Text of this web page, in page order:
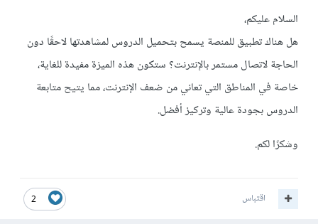
السلام عليكم،
هل هناك تطبيق للمنصة يسمح بتحميل الدروس لمشاهدتها لاحقًا دون
الحاجة لاتصال مستمر بالإنترنت؟ ستكون هذه الميزة مفيدة للغاية،
خاصة في المناطق التي تعاني من ضعف الإنترنت، مما يتيح متابعة
الدروس بجودة عالية وتركيز أفضل.
وشكرًا لكم.
2 اقتباس